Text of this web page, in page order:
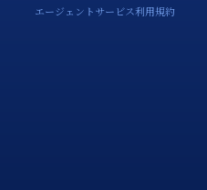
エージェントサービス利用規約